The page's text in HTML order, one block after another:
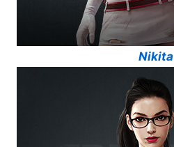
Nikita